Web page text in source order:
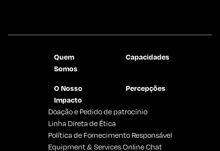
Quem
Somos
Capacidades
O Nosso
Impacto
Percepções
Doação e Pedido de patrocínio
Linha Direta de Ética
Política de Fornecimento Responsável
Equipment & Services Online Chat